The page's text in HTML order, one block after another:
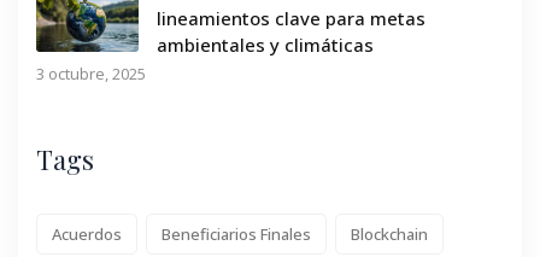
lineamientos clave para metas
ambientales y climáticas
3 octubre, 2025
Tags
Acuerdos Beneficiarios Finales Blockchain